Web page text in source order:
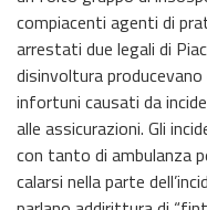
compiacenti agenti di
arrestati due legali di
disinvoltura
infortuni causati da
alle assicurazioni. Gli
con tanto di ambulanza
calarsi nella parte